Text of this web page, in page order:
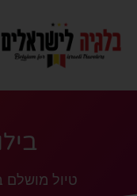
טיול מושלם